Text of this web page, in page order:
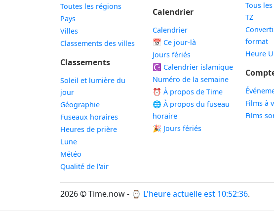
Toutes les régions
Pays
Villes
Classements des villes
Classements
Soleil et lumière du
jour
Géographie
Fuseaux horaires
Heures de prière
Lune
Météo
Qualité de l'air
Calendrier
Calendrier
📅 Ce jour-là
Jours fériés
☪️ Calendrier islamique
Numéro de la semaine
⏰ À propos de Time
🌐 À propos du fuseau
horaire
🎉 Jours fériés
Tous
TZ
format
Heure
Films à
Films
2026 © Time.now - ⌚ L'heure actuelle est 10:52:37.